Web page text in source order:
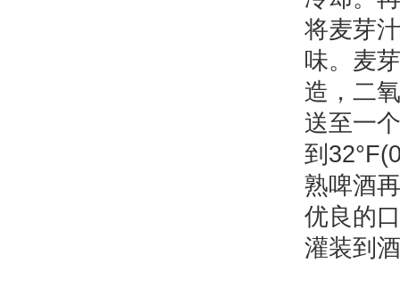
将麦芽
味。麦
造，二
送至一
到
熟啤酒
优良的
灌装到